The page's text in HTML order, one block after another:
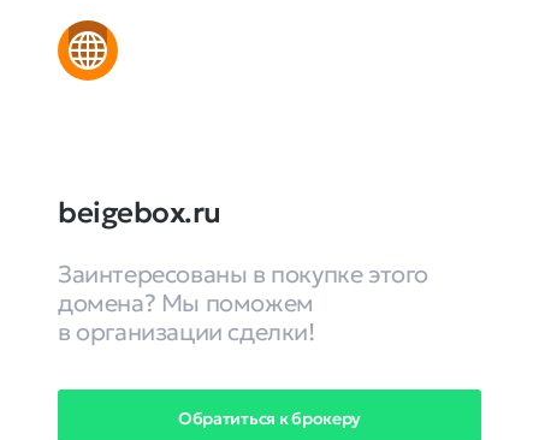
beigebox.ru
Заинтересованы в покупке этого
домена? Мы поможем
в организации сделки!
Обратиться к брокеру